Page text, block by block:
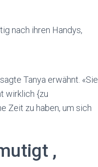
nach ihren Handys,
Tanya erwähnt. «Sie
wirklich {zu
Zeit zu haben, um sich
,